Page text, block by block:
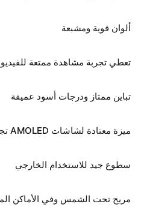
ألوان قوية ومشبعة
تعطي تجربة مشاهدة ممتعة
تباين ممتاز ودرجات أسود عميقة
ميزة معتادة لشاشات AMOLED تجعل المحتوى يبدو أكثر حيوية.
سطوع جيد للاستخدام الخارجي
مريح تحت الشمس وفي الأماكن